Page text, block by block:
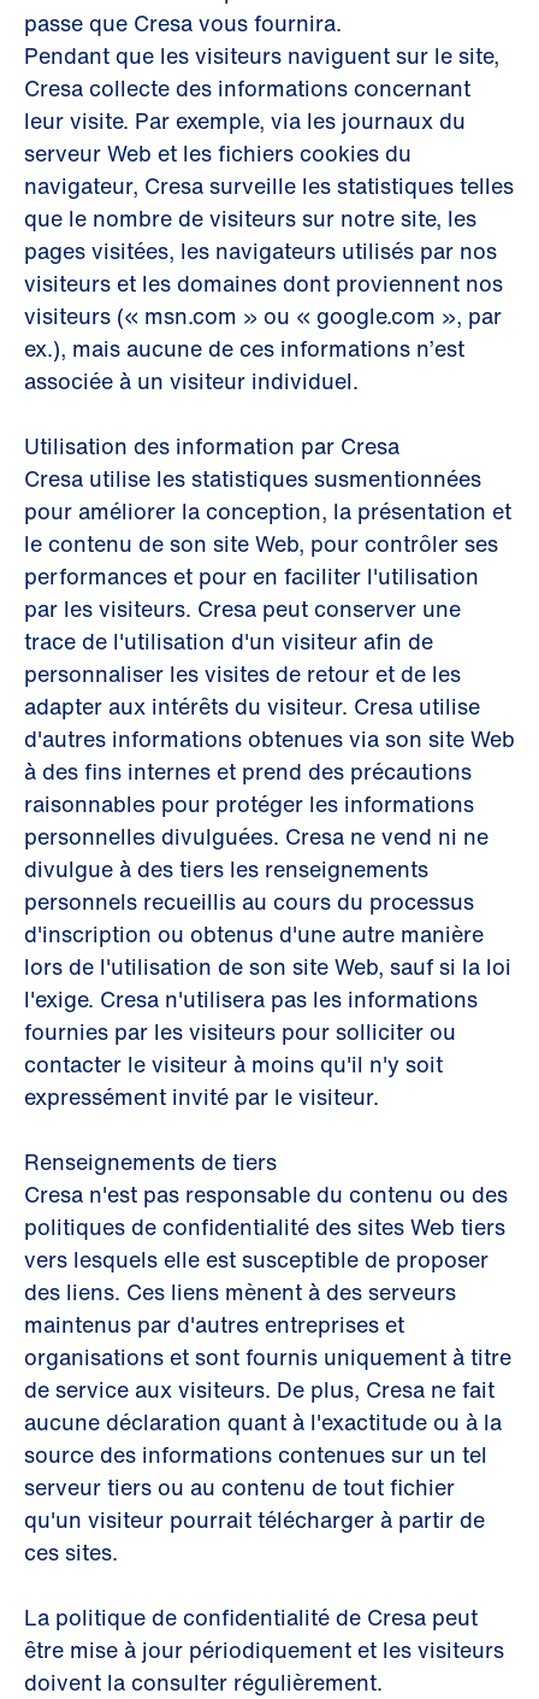
passe que Cresa vous fournira.
Pendant que les visiteurs naviguent sur le site,
Cresa collecte des informations concernant
leur visite. Par exemple, via les journaux du
serveur Web et les fichiers cookies du
navigateur, Cresa surveille les statistiques telles
que le nombre de visiteurs sur notre site, les
pages visitées, les navigateurs utilisés par nos
visiteurs et les domaines dont proviennent nos
visiteurs (« msn.com » ou « google.com », par
ex.), mais aucune de ces informations n’est
associée à un visiteur individuel.
Utilisation des information par Cresa
Cresa utilise les statistiques susmentionnées
pour améliorer la conception, la présentation et
le contenu de son site Web, pour contrôler ses
performances et pour en faciliter l'utilisation
par les visiteurs. Cresa peut conserver une
trace de l'utilisation d'un visiteur afin de
personnaliser les visites de retour et de les
adapter aux intérêts du visiteur. Cresa utilise
d'autres informations obtenues via son site Web
à des fins internes et prend des précautions
raisonnables pour protéger les informations
personnelles divulguées. Cresa ne vend ni ne
divulgue à des tiers les renseignements
personnels recueillis au cours du processus
d'inscription ou obtenus d'une autre manière
lors de l'utilisation de son site Web, sauf si la loi
l'exige. Cresa n'utilisera pas les informations
fournies par les visiteurs pour solliciter ou
contacter le visiteur à moins qu'il n'y soit
expressément invité par le visiteur.
Renseignements de tiers
Cresa n'est pas responsable du contenu ou des
politiques de confidentialité des sites Web tiers
vers lesquels elle est susceptible de proposer
des liens. Ces liens mènent à des serveurs
maintenus par d'autres entreprises et
organisations et sont fournis uniquement à titre
de service aux visiteurs. De plus, Cresa ne fait
aucune déclaration quant à l'exactitude ou à la
source des informations contenues sur un tel
serveur tiers ou au contenu de tout fichier
qu'un visiteur pourrait télécharger à partir de
ces sites.
La politique de confidentialité de Cresa peut
être mise à jour périodiquement et les visiteurs
doivent la consulter régulièrement.